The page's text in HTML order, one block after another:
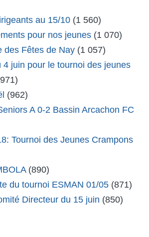
au 15/10 (1 560)
pour nos jeunes (1 070)
des Fêtes de Nay (1 057)
4 juin pour le tournoi des jeunes
(962)
A 0-2 Bassin Arcachon FC
Tournoi des Jeunes Crampons
(890)
du tournoi ESMAN 01/05 (871)
Directeur du 15 juin (850)